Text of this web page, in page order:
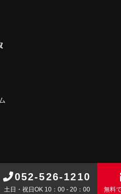
052-526-1210
土日・祝日OK 10：00 - 20：00 無料